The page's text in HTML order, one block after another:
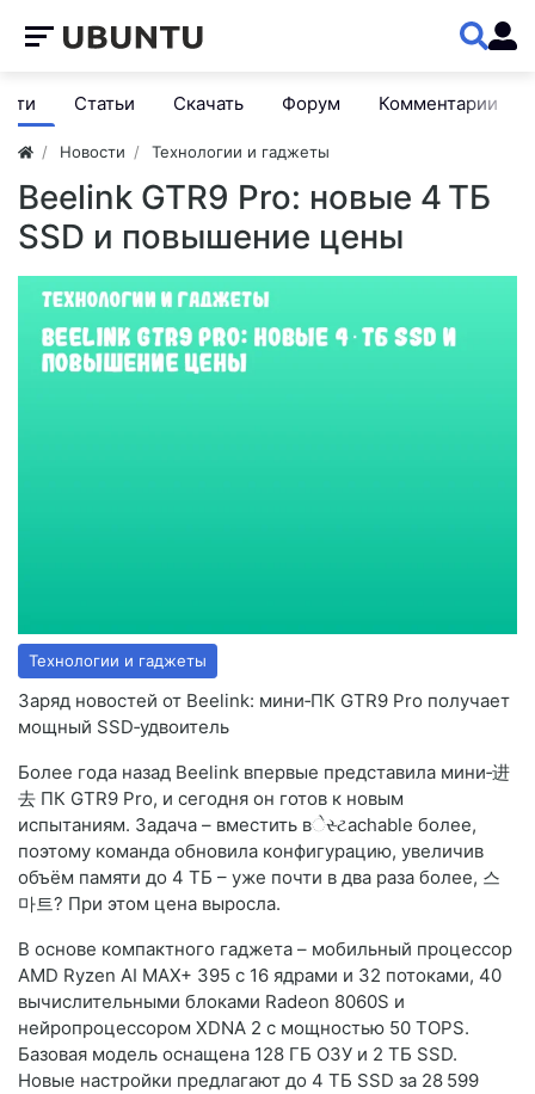
Статьи Скачать Форум Комментарии
Новости Технологии и гаджеты
Beelink GTR9 Pro: новые 4 ТБ
SSD и повышение цены
Технологии и гаджеты
Заряд новостей от Beelink: мини‑ПК GTR9 Pro получает
мощный SSD‑удвоитель
Более года назад Beelink впервые представила мини‑进
去 ПК GTR9 Pro, и сегодня он готов к новым
испытаниям. Задача – вместить вેસ્ટachable более,
поэтому команда обновила конфигурацию, увеличив
объём памяти до 4 ТБ – уже почти в два раза более, 스
마트? При этом цена выросла.
В основе компактного гаджета – мобильный процессор
AMD Ryzen AI MAX+ 395 с 16 ядрами и 32 потоками, 40
вычислительными блоками Radeon 8060S и
нейропроцессором XDNA 2 с мощностью 50 TOPS.
Базовая модель оснащена 128 ГБ ОЗУ и 2 ТБ SSD.
Новые настройки предлагают до 4 ТБ SSD за 28 599